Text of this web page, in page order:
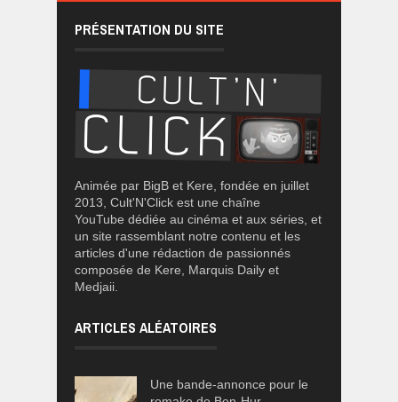
PRÉSENTATION DU SITE
Animée par BigB et Kere, fondée en juillet
2013, Cult'N'Click est une chaîne
YouTube dédiée au cinéma et aux séries, et
un site rassemblant notre contenu et les
articles d'une rédaction de passionnés
composée de Kere, Marquis Daily et
Medjaii.
ARTICLES ALÉATOIRES
Une bande-annonce pour le